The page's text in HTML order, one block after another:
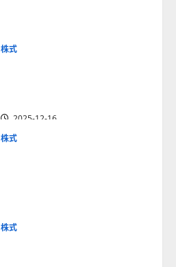
2025-12-10
株式
2025-12-16
株式
2025-12-16
株式